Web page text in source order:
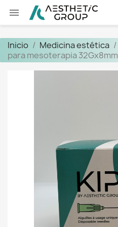

Inicio Medicina estética
para mesoterapia 32Gx8mm